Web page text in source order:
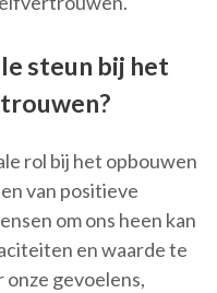
steun bij het
rol bij het opbouwen
van positieve
om ons heen kan
en waarde te
gevoelens,